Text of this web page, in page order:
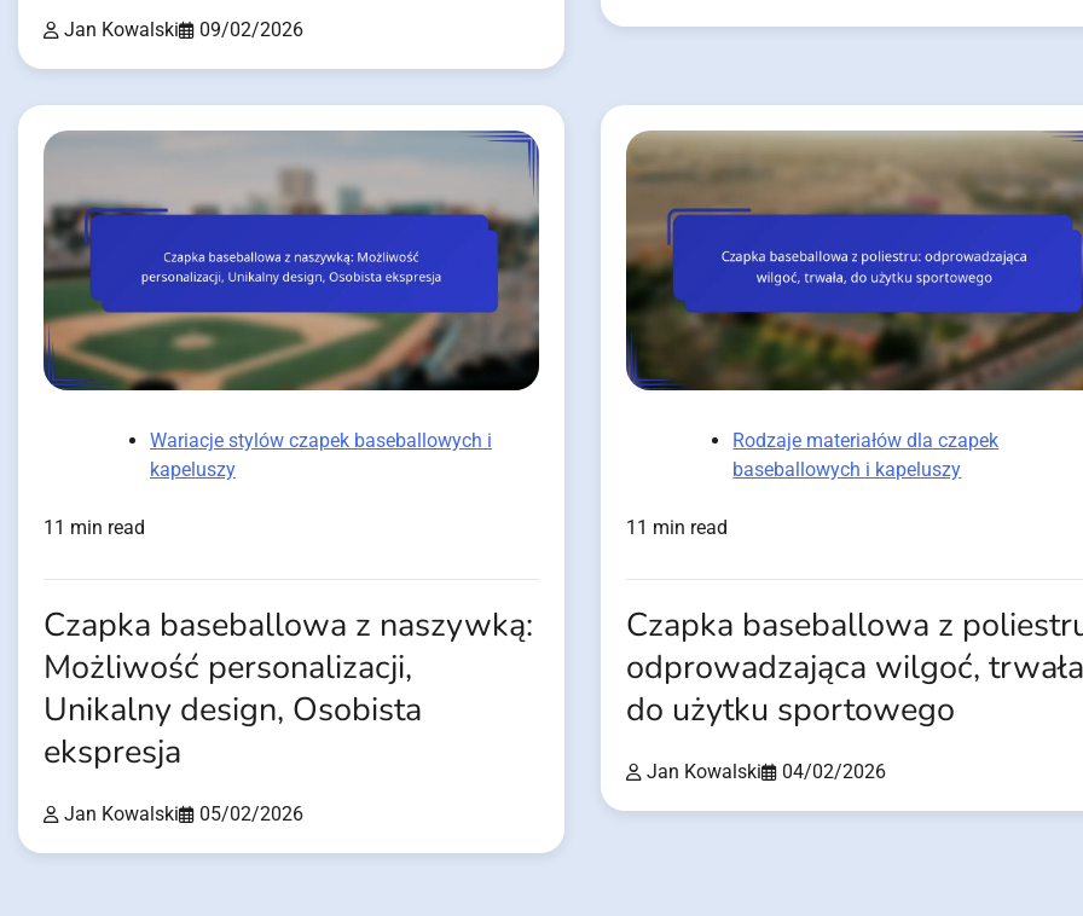
Jan Kowalski 09/02/2026
Wariacje stylów czapek baseballowych i
kapeluszy
11 min read
Czapka baseballowa z naszywką:
Możliwość personalizacji,
Unikalny design, Osobista
ekspresja
Jan Kowalski 05/02/2026
Rodzaje materiałów dla czapek
baseballowych i kapeluszy
11 min read
Czapka baseballowa z
odprowadzająca wilgoć,
do użytku sportowego
Jan Kowalski 04/02/2026